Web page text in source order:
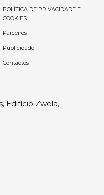
POLÍTICA DE PRIVACIDADE E
COOKIES
Parceiros
Publicidade
Contactos
Edifício Zwela,